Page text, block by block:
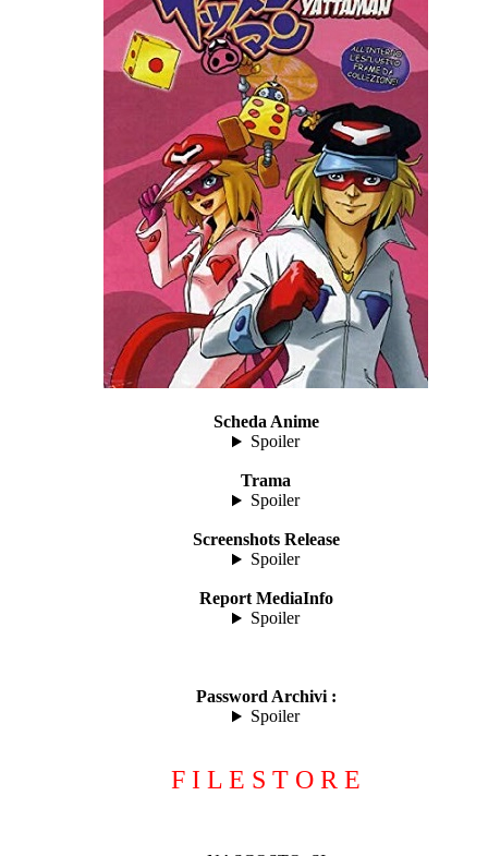
Scheda Anime
Spoiler
Trama
Spoiler
Screenshots Release
Spoiler
Report MediaInfo
Spoiler
Password Archivi :
Spoiler
F I L E S T O R E